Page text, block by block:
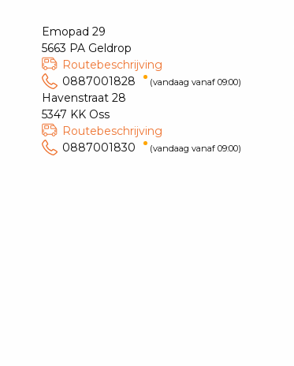
Emopad 29
5663 PA Geldrop
Routebeschrijving
0887001828
(vandaag vanaf 09:00)
Havenstraat 28
5347 KK Oss
Routebeschrijving
0887001830
(vandaag vanaf 09:00)